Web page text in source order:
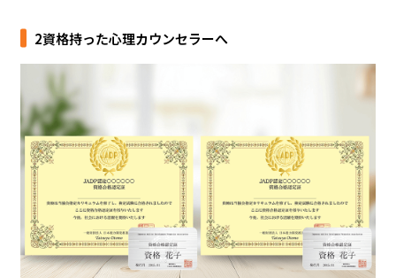
2資格持った心理カウンセラーへ